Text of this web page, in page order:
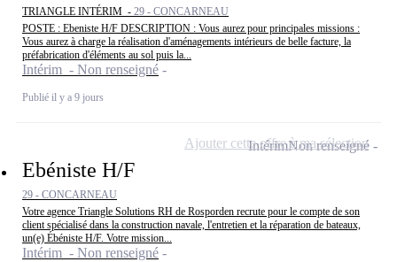
TRIANGLE INTÉRIM - 29 - CONCARNEAU
POSTE : Ebeniste H/F DESCRIPTION : Vous aurez pour principales missions :
Vous aurez à charge la réalisation d'aménagements intérieurs de belle facture, la
préfabrication d'éléments au sol puis la...
Intérim - Non renseigné
Publié il y a 9 jours
Ebéniste H/F
29 - CONCARNEAU
Votre agence Triangle Solutions RH de Rosporden recrute pour le compte de son
client spécialisé dans la construction navale, l'entretien et la réparation de bateaux,
un(e) Ébéniste H/F. Votre mission...
Intérim - Non renseigné
IntérimNon renseigné
Ajouter cette offre à ma sélection